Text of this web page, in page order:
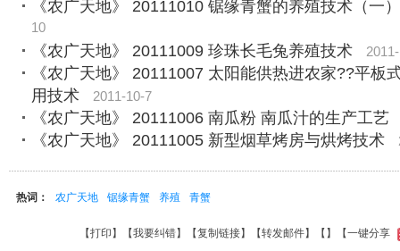
《农广天地》 20111010 锯缘青蟹的养殖技术（一）
10
《农广天地》 20111009 珍珠长毛兔养殖技术
《农广天地》 20111007 太阳能供热进农家??平板
用技术
2011-10-7
《农广天地》 20111006 南瓜粉 南瓜汁的生产工艺
《农广天地》 20111005 新型烟草烤房与烘烤技术
热词： 农广天地 锯缘青蟹 养殖 青蟹
【打印 】【我要纠错】【复制链接】【转发邮件】【 】 【一键分享